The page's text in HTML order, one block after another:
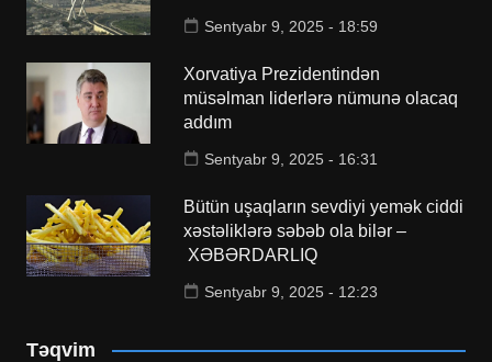
Sentyabr 9, 2025 - 18:59
Xorvatiya Prezidentindən
müsəlman liderlərə nümunə olacaq
addım
Sentyabr 9, 2025 - 16:31
Bütün uşaqların sevdiyi yemək ciddi
xəstəliklərə səbəb ola bilər –
XƏBƏRDARLIQ
Sentyabr 9, 2025 - 12:23
Təqvim